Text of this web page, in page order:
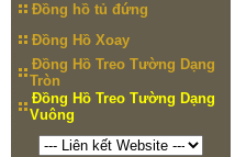
Đồng hồ tủ đứng
Đồng Hồ Xoay
Đồng Hồ Treo Tường Dạng
Tròn
Đồng Hồ Treo Tường Dạng
Vuông